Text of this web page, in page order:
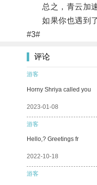
总之，青云加速
如果你也遇到了
#3#
评论
游客
Horny Shriya called you
2023-01-08
游客
Hello,? Greetings fr
2022-10-18
游客